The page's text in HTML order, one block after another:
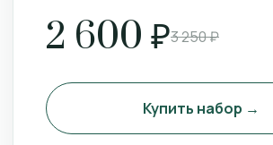
2 600 ₽3 250 ₽
Купить набор →